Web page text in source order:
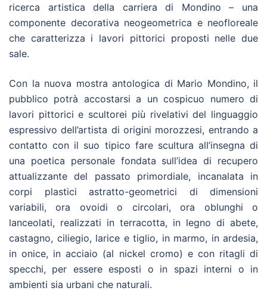
ricerca artistica della carriera di Mondino – una
componente decorativa neogeometrica e neofloreale
che caratterizza i lavori pittorici proposti nelle due
sale.
Con la nuova mostra antologica di Mario Mondino, il
pubblico potrà accostarsi a un cospicuo numero di
lavori pittorici e scultorei più rivelativi del linguaggio
espressivo dell’artista di origini morozzesi, entrando a
contatto con il suo tipico fare scultura all’insegna di
una poetica personale fondata sull’idea di recupero
attualizzante del passato primordiale, incanalata in
corpi plastici astratto-geometrici di dimensioni
variabili, ora ovoidi o circolari, ora oblunghi o
lanceolati, realizzati in terracotta, in legno di abete,
castagno, ciliegio, larice e tiglio, in marmo, in ardesia,
in onice, in acciaio (al nickel cromo) e con ritagli di
specchi, per essere esposti o in spazi interni o in
ambienti sia urbani che naturali.